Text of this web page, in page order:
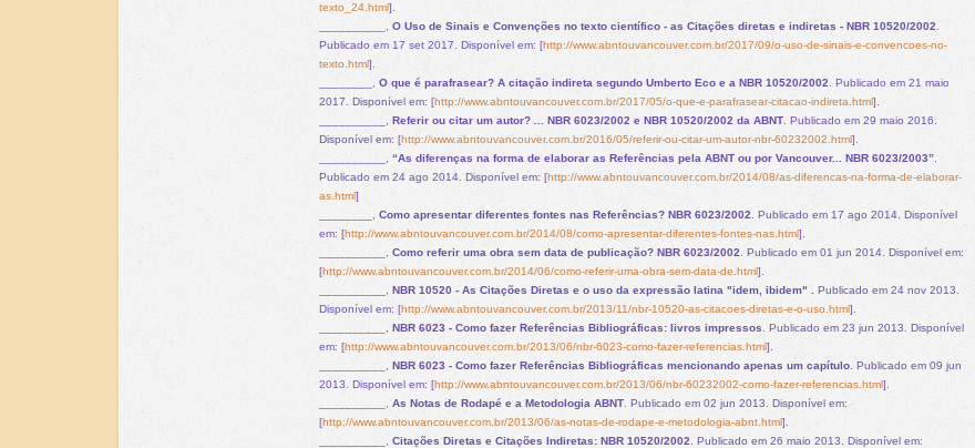
texto_24.html].
O Uso de Sinais e Convenções no texto científico - as Citações diretas e indiretas - NBR 10520/2002
Publicado em 17 set 2017. Disponível em: [http://www.abntouvancouver.com.br/2017/09/o-uso-de-sinais-e-convencoes-no-
texto.html].
O que é parafrasear? A citação indireta segundo Umberto Eco e a NBR 10520/2002 . Publicado em 21 maio
2017. Disponível em: [http://www.abntouvancouver.com.br/2017/05/o-que-e-parafrasear-citacao-indireta.html].
Referir ou citar um autor? ... NBR 6023/2002 e NBR 10520/2002 da ABNT . Publicado em 29 maio 2016.
Disponível em: [http://www.abntouvancouver.com.br/2016/05/referir-ou-citar-um-autor-nbr-60232002.html].
“As diferenças na forma de elaborar as Referências pela ABNT ou por Vancouver... NBR 6023/2003”
Publicado em 24 ago 2014. Disponível em: [http://www.abntouvancouver.com.br/2014/08/as-diferencas-na-forma-de-elaborar-
as.html]
Como apresentar diferentes fontes nas Referências? NBR 6023/2002 . Publicado em 17 ago 2014. Disponível
em: [http://www.abntouvancouver.com.br/2014/08/como-apresentar-diferentes-fontes-nas.html].
Como referir uma obra sem data de publicação? NBR 6023/2002 . Publicado em 01 jun 2014. Disponível em:
[http://www.abntouvancouver.com.br/2014/06/como-referir-uma-obra-sem-data-de.html].
NBR 10520 - As Citações Diretas e o uso da expressão latina "idem, ibidem" . Publicado em 24 nov 2013.
Disponível em: [http://www.abntouvancouver.com.br/2013/11/nbr-10520-as-citacoes-diretas-e-o-uso.html].
NBR 6023 - Como fazer Referências Bibliográficas: livros impressos . Publicado em 23 jun 2013. Disponível
em: [http://www.abntouvancouver.com.br/2013/06/nbr-6023-como-fazer-referencias.html].
NBR 6023 - Como fazer Referências Bibliográficas mencionando apenas um capítulo . Publicado em 09 jun
2013. Disponível em: [http://www.abntouvancouver.com.br/2013/06/nbr-60232002-como-fazer-referencias.html].
As Notas de Rodapé e a Metodologia ABNT . Publicado em 02 jun 2013. Disponível em:
[http://www.abntouvancouver.com.br/2013/06/as-notas-de-rodape-e-metodologia-abnt.html].
Citações Diretas e Citações Indiretas: NBR 10520/2002 . Publicado em 26 maio 2013. Disponível em: